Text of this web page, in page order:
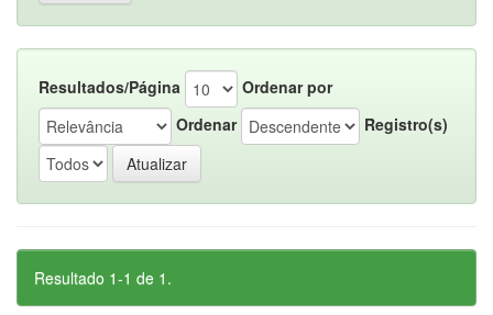
Resultados/Página
Ordenar por
Ordenar
Registro(s)
Resultado 1-1 de 1.